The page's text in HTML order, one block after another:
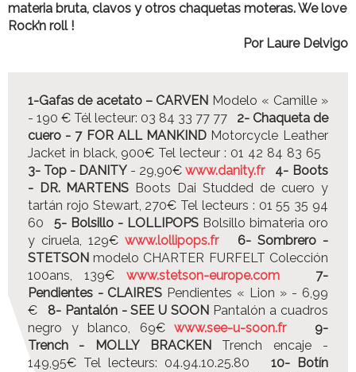
materia bruta, clavos y otros chaquetas moteras. We love
Rock’n roll !
Por Laure Delvigo
1-Gafas de acetato – CARVEN
2- Chaqueta de
cuero - 7 FOR ALL MANKIND
3- Top - DANITY - 29,90€ www.danity.fr
4- Boots
- DR. MARTENS
tartán rojo Stewart, 270€ Tel lecteurs : 01 55 35 94
5- Bolsillo - LOLLIPOPS
y ciruela, 129€ www.lollipops.fr
6- Sombrero -
STETSON
100ans, 139€ www.stetson-europe.com
7-
Pendientes - CLAIRE’S
8- Pantalón - SEE U SOON
negro y blanco, 69€ www.see-u-soon.fr
9-
Trench - MOLLY BRACKEN
10- Botín